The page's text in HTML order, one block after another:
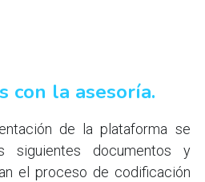
con la asesoría.
de la plataforma se
siguientes documentos y
el proceso de codificación